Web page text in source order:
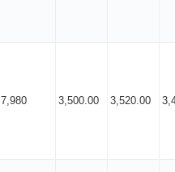
7,980 3,500.00 3,520.00